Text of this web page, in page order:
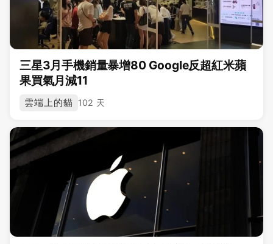
三星3月手機銷量暴增80 Google反超紅米蘋
果買氣月減11
雲端上的貓 102 天